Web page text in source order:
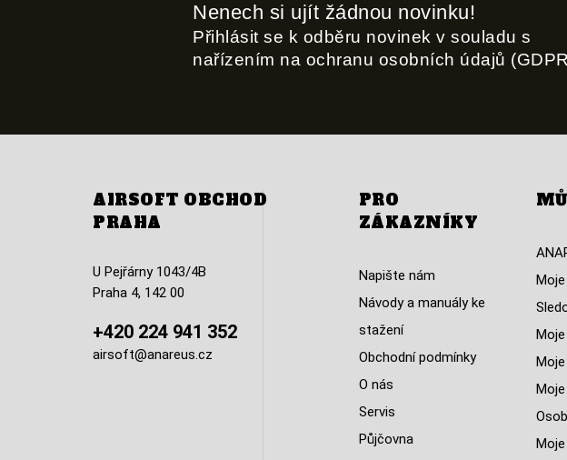
Nenech si ujít žádnou novinku!
Přihlásit se k odběru novinek v souladu s
nařízením na ochranu osobních údajů
AIRSOFT OBCHOD
PRAHA
U Pejřárny 1043/4B
Praha 4, 142 00
+420 224 941 352
airsoft@anareus.cz
PRO
ZÁKAZNÍKY
Napište nám
Návody a manuály ke
stažení
Obchodní podmínky
O nás
Servis
Půjčovna